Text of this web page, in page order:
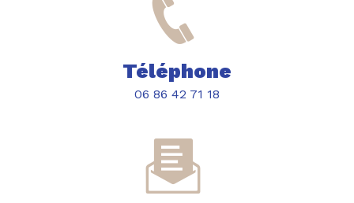
Téléphone
06 86 42 71 18